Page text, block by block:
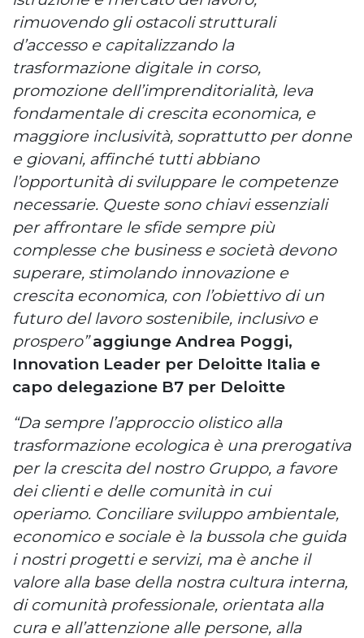
rimuovendo gli ostacoli strutturali
d’accesso e capitalizzando la
trasformazione digitale in corso,
promozione dell’imprenditorialità, leva
fondamentale di crescita economica, e
maggiore inclusività, soprattutto per donne
e giovani, affinché tutti abbiano
l’opportunità di sviluppare le competenze
necessarie. Queste sono chiavi essenziali
per affrontare le sfide sempre più
complesse che business e società devono
superare, stimolando innovazione e
crescita economica, con l’obiettivo di un
futuro del lavoro sostenibile, inclusivo e
prospero”aggiunge Andrea Poggi,
Innovation Leader per Deloitte Italia e
capo delegazione B7 per Deloitte
“Da sempre l’approccio olistico alla
trasformazione ecologica è una prerogativa
per la crescita del nostro Gruppo, a favore
dei clienti e delle comunità in cui
operiamo. Conciliare sviluppo ambientale,
economico e sociale è la bussola che guida
i nostri progetti e servizi, ma è anche il
valore alla base della nostra cultura interna,
di comunità professionale, orientata alla
cura e all’attenzione alle persone, alla